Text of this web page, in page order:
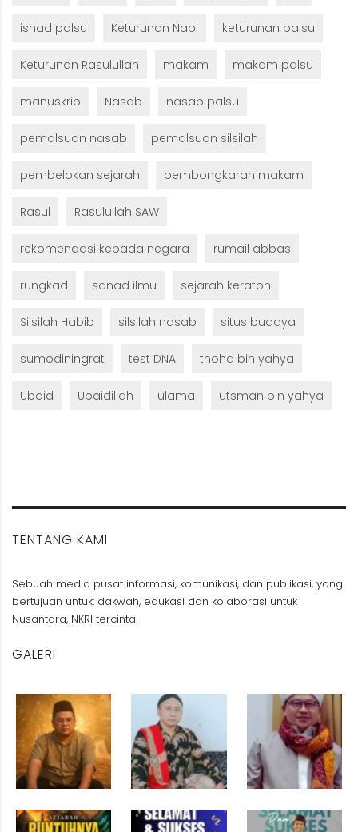
isnad palsu Keturunan Nabi keturunan palsu
Keturunan Rasulullah makam makam palsu
manuskrip Nasab nasab palsu
pemalsuan nasab pemalsuan silsilah
pembelokan sejarah pembongkaran makam
Rasul Rasulullah SAW
rekomendasi kepada negara rumail abbas
rungkad sanad ilmu sejarah keraton
Silsilah Habib silsilah nasab situs budaya
sumodiningrat test DNA thoha bin yahya
Ubaid Ubaidillah ulama utsman bin yahya
TENTANG KAMI
Sebuah media pusat informasi, komunikasi, dan publikasi, yang
bertujuan untuk: dakwah, edukasi dan kolaborasi untuk
Nusantara, NKRI tercinta.
GALERI